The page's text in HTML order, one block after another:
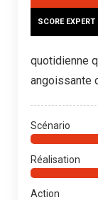
SCORE EXPERT
quotidienne
angoissante
Scénario
Réalisation
Action